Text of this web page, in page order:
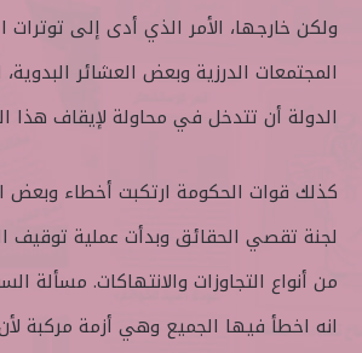
ولكن خارجها، الأمر الذي أدى إلى توترات
المجتمعات الدرزية وبعض العشائر
الدولة أن تتدخل في محاولة لإيقاف هذا
كذلك قوات الحكومة ارتكبت أخطاء وبعض
لجنة تقصي الحقائق وبدأت عملية توقيف
من أنواع التجاوزات والانتهاكات. مسألة
انه اخطأ فيها الجميع وهي أزمة مركبة